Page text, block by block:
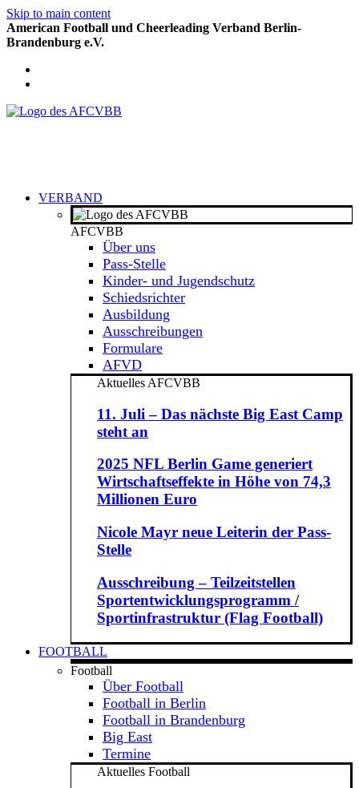
Skip to main content
American Football und Cheerleading Verband Berlin-
Brandenburg e.V.
VERBAND
AFCVBB
Über uns
Pass-Stelle
Kinder- und Jugendschutz
Schiedsrichter
Ausbildung
Ausschreibungen
Formulare
AFVD
Aktuelles AFCVBB
11. Juli – Das nächste Big East Camp
steht an
2025 NFL Berlin Game generiert
Wirtschaftseffekte in Höhe von 74,3
Millionen Euro
Nicole Mayr neue Leiterin der Pass-
Stelle
Ausschreibung – Teilzeitstellen
Sportentwicklungsprogramm /
Sportinfrastruktur (Flag Football)
FOOTBALL
Football
Über Football
Football in Berlin
Football in Brandenburg
Big East
Termine
Aktuelles Football